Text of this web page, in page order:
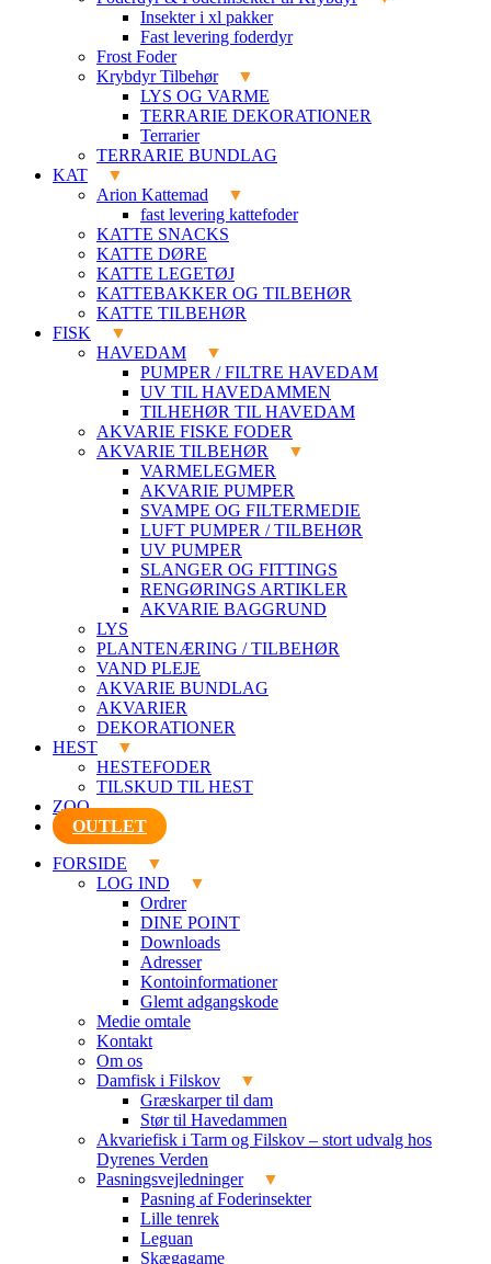
Insekter i xl pakker
Fast levering foderdyr
Frost Foder
Krybdyr Tilbehør
LYS OG VARME
TERRARIE DEKORATIONER
Terrarier
TERRARIE BUNDLAG
KAT
Arion Kattemad
fast levering kattefoder
KATTE SNACKS
KATTE DØRE
KATTE LEGETØJ
KATTEBAKKER OG TILBEHØR
KATTE TILBEHØR
FISK
HAVEDAM
PUMPER / FILTRE HAVEDAM
UV TIL HAVEDAMMEN
TILHEHØR TIL HAVEDAM
AKVARIE FISKE FODER
AKVARIE TILBEHØR
VARMELEGMER
AKVARIE PUMPER
SVAMPE OG FILTERMEDIE
LUFT PUMPER / TILBEHØR
UV PUMPER
SLANGER OG FITTINGS
RENGØRINGS ARTIKLER
AKVARIE BAGGRUND
LYS
PLANTENÆRING / TILBEHØR
VAND PLEJE
AKVARIE BUNDLAG
AKVARIER
DEKORATIONER
HEST
HESTEFODER
TILSKUD TIL HEST
ZOO
OUTLET
FORSIDE
LOG IND
Ordrer
DINE POINT
Downloads
Adresser
Kontoinformationer
Glemt adgangskode
Medie omtale
Kontakt
Om os
Damfisk i Filskov
Græskarper til dam
Stør til Havedammen
Akvariefisk i Tarm og Filskov – stort udvalg hos
Dyrenes Verden
Pasningsvejledninger
Pasning af Foderinsekter
Lille tenrek
Leguan
Skægagame